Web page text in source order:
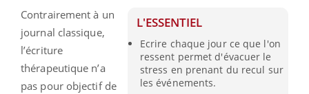
L'ESSENTIEL
Ecrire chaque jour ce que l'on
ressent permet d'évacuer le
stress en prenant du recul sur
les événements.
Contrairement à un
journal classique,
l’écriture
thérapeutique n’a
pas pour objectif de